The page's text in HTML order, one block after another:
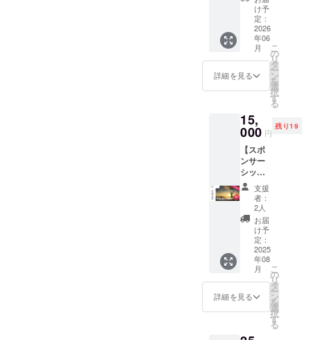
意事
項：備
考欄に
掲載を
希望さ
れるお
名前
ご記入
くださ
い
後する
場合が
ありま
た絶景
映像
集。 支
援者は
クレ
ジット
掲載。
また、
YouTub
納品予
定2026
年春〜
夏頃。
完成ま
で限定
公開あ
り。 ※
発送予
定日は
目安で
あり前
後する
場合が
ありま
す。
け予
定：
2026
年06
月
詳細を見る
こ
の
リ
タ
ー
ン
を
選
択
す
る
15,
000 円
残り19
【スポ
ンサー
シップ
ワッペ
ン(小)】
※先着21
名様限
〈40%
OFF〉
このプ
ロジェ
クトの
象徴と
なる登
山フ
支援
者：
2人
お届
け予
定：
2025
年08
月
詳細を見る
こ
の
リ
タ
ー
ン
を
選
択
す
る